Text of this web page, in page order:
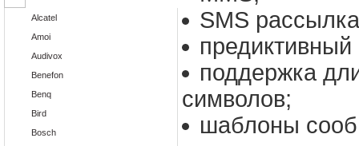
Alcatel
Amoi
Audivox
Benefon
Benq
Bird
Bosch
SMS
предиктивный
поддержка
символов;
шаблоны